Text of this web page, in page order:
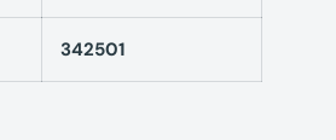
7 ; 2,5 x 8 ; PZ1 ; PZ2 ; PH1 ; PH2
342501